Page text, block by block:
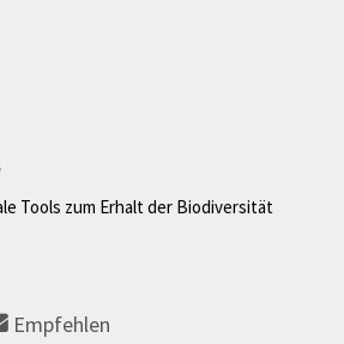
Tools zum Erhalt der Biodiversität
Empfehlen